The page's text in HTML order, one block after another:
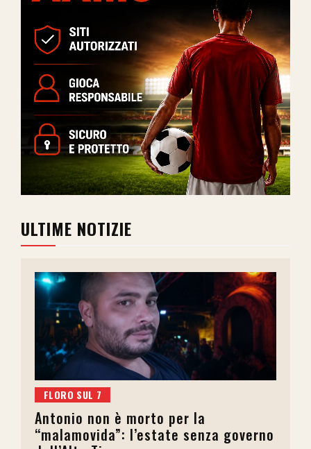
ULTIME NOTIZIE
FLORO SUL 7
Antonio non è morto per la
“malamovida”: l’estate senza governo